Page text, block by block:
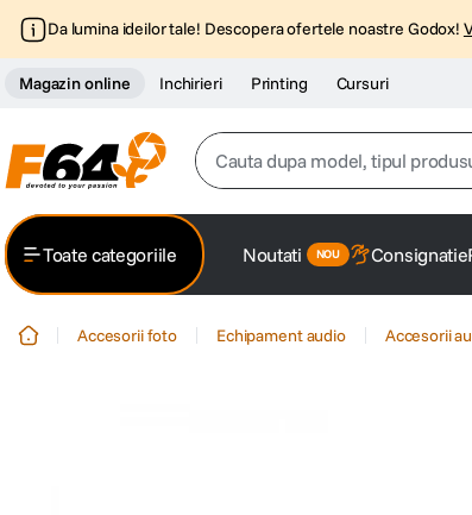
Da lumina ideilor tale! Descopera ofertele noastre Godox!
Magazin online Inchirieri Printing Cursuri
Cauta dupa model, tipul
2. trepied
Toate categoriile Noutati Consignatie
Accesorii foto Echipament audio Accesorii